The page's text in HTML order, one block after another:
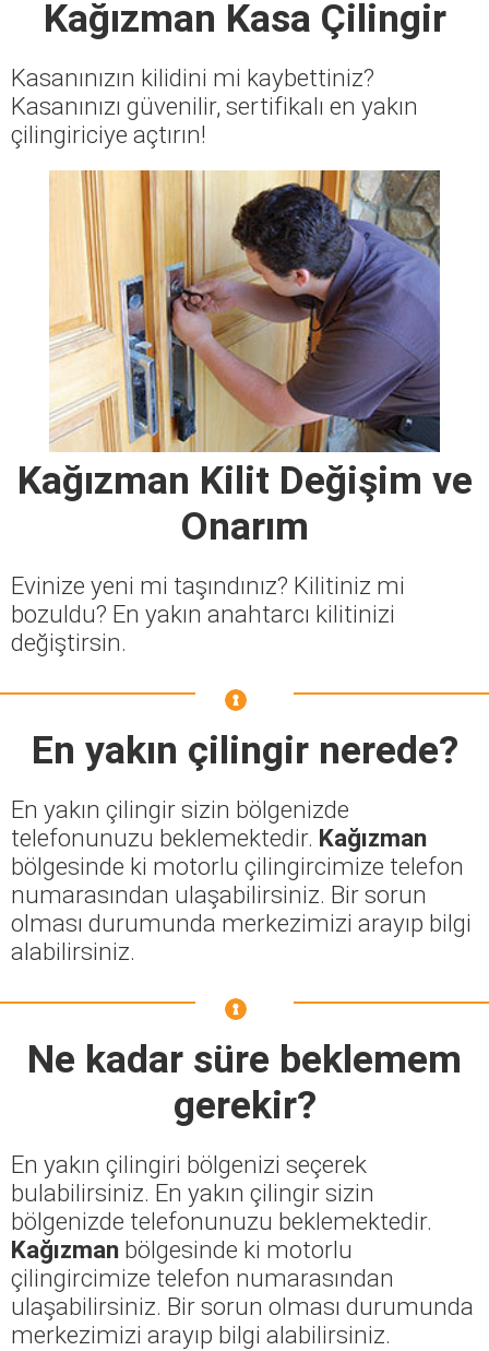
Kağızman Kasa Çilingir
Kasanınızın kilidini mi kaybettiniz?
Kasanınızı güvenilir, sertifikalı en yakın
çilingiriciye açtırın!
Kağızman Kilit Değişim ve
Onarım
Evinize yeni mi taşındınız? Kilitiniz mi
bozuldu? En yakın anahtarcı kilitinizi
değiştirsin.
En yakın çilingir nerede?
En yakın çilingir sizin bölgenizde
telefonunuzu beklemektedir. Kağızman
bölgesinde ki motorlu çilingircimize telefon
numarasından ulaşabilirsiniz. Bir sorun
olması durumunda merkezimizi arayıp bilgi
alabilirsiniz.
Ne kadar süre beklemem
gerekir?
En yakın çilingiri bölgenizi seçerek
bulabilirsiniz. En yakın çilingir sizin
bölgenizde telefonunuzu beklemektedir.
Kağızman bölgesinde ki motorlu
çilingircimize telefon numarasından
ulaşabilirsiniz. Bir sorun olması durumunda
merkezimizi arayıp bilgi alabilirsiniz.